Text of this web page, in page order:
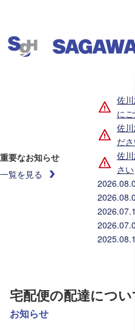
重要なお知らせ
一覧を見る
佐
に
佐
だ
佐
さい
宅配便の配達につい
お知らせ